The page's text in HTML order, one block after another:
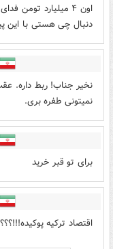
دنبال چی هستی با این
نخیر جناب! ربط داره.
نمیتونی طفره بری.
برای تو قبر خرید
اقتصاد ترکیه